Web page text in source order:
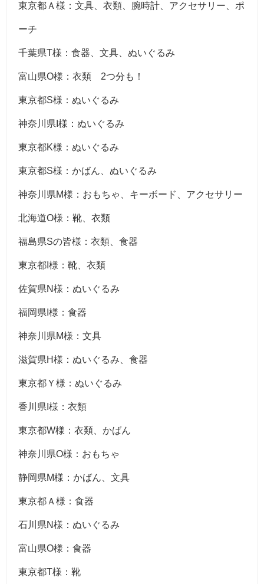
東京都Ａ様：文具、衣類、腕時計、アクセサリー、ポ
ーチ
千葉県T様：食器、文具、ぬいぐるみ
富山県O様：衣類 2つ分も！
東京都S様：ぬいぐるみ
神奈川県I様：ぬいぐるみ
東京都K様：ぬいぐるみ
東京都S様：かばん、ぬいぐるみ
神奈川県M様：おもちゃ、キーボード、アクセサリー
北海道O様：靴、衣類
福島県Sの皆様：衣類、食器
東京都I様：靴、衣類
佐賀県N様：ぬいぐるみ
福岡県I様：食器
神奈川県M様：文具
滋賀県H様：ぬいぐるみ、食器
東京都Ｙ様：ぬいぐるみ
香川県I様：衣類
東京都W様：衣類、かばん
神奈川県O様：おもちゃ
静岡県M様：かばん、文具
東京都Ａ様：食器
石川県N様：ぬいぐるみ
富山県O様：食器
東京都T様：靴